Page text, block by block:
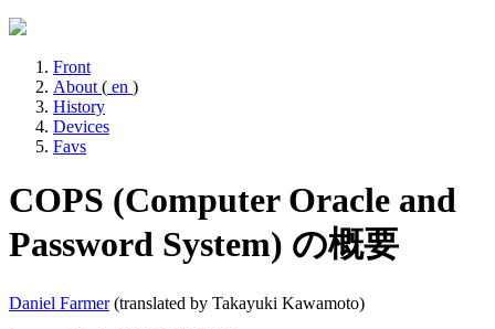
Front
About ( en )
History
Devices
Favs
COPS (Computer Oracle and
Password System) の概要
Daniel Farmer(translated by Takayuki Kawamoto)